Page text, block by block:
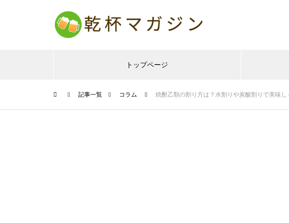
トップページ
記事一覧 コラム 焼酎乙類の割り方は？水割りや炭酸割りで美味し